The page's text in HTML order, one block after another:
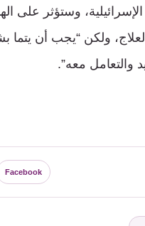
وستؤثر على
والعلاج، ولكن “يجب أن
والتعامل معه”.
Facebook